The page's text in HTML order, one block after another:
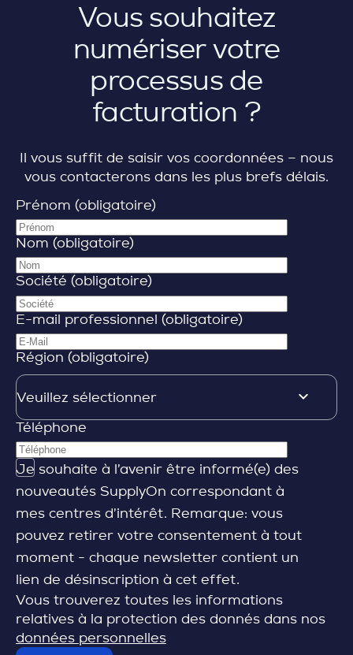
Vous souhaitez
numériser votre
processus de
facturation ?
Il vous suffit de saisir vos coordonnées – nous
vous contacterons dans les plus brefs délais.
Prénom (obligatoire)
Nom (obligatoire)
Société (obligatoire)
E-mail professionnel (obligatoire)
Région (obligatoire)
Téléphone
Je souhaite à l’avenir être informé(e) des
nouveautés SupplyOn correspondant à
mes centres d’intérêt. Remarque: vous
pouvez retirer votre consentement à tout
moment - chaque newsletter contient un
lien de désinscription à cet effet.
Vous trouverez toutes les informations
relatives à la protection des donnés dans nos
données personnelles